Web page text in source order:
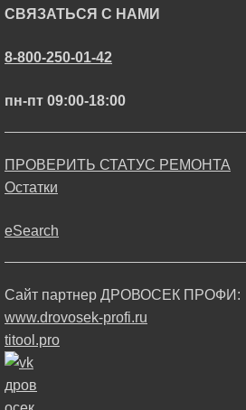
СВЯЗАТЬСЯ С НАМИ
8-800-250-01-42
пн-пт 09:00-18:00
ПРОВЕРИТЬ СТАТУС РЕМОНТА
Остатки
eSearch
Сайт партнер ДРОВОСЕК ПРОФИ:
www.drovosek-profi.ru
titool.pro